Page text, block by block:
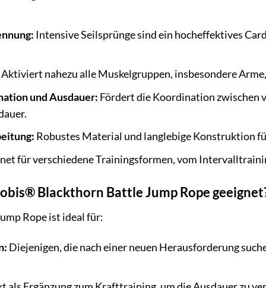
Intensive Seilsprünge sind ein hocheffektives
nahezu alle Muskelgruppen, insbesondere
und Ausdauer: Fördert die Koordination zwischen
Robustes Material und langlebige Konstruktion
für verschiedene Trainingsformen, vom
Blackthorn Battle Jump Rope
Rope ist ideal für:
Diejenigen, die nach einer neuen Herausforderung